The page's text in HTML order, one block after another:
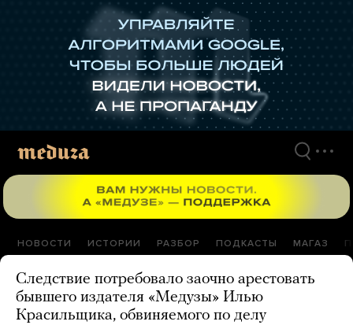
НОВОСТИ ИСТОРИИ РАЗБОР ПОДКАСТЫ МАГАЗ
Следствие потребовало заочно арестовать
бывшего издателя «Медузы» Илью
Красильщика, обвиняемого по делу